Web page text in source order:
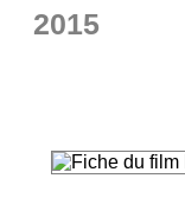
2015